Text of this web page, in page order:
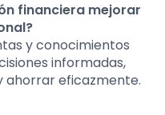
financiera mejorar
y conocimientos
informadas,
ahorrar eficazmente.